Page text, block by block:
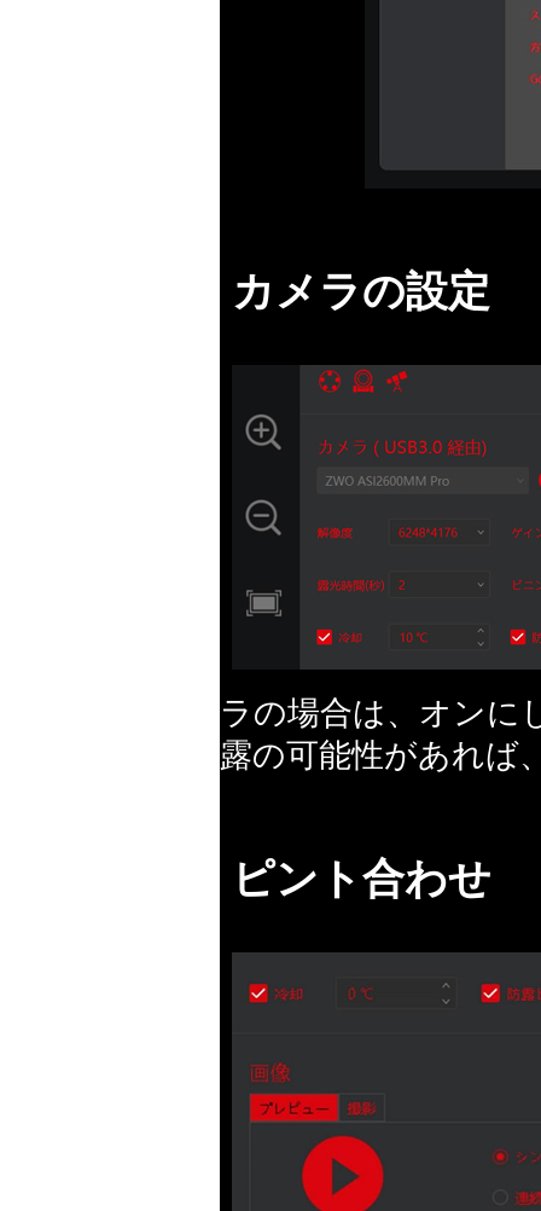
カメラの設定
ラの場合は、オンに
露の可能性があれば
ピント合わせ